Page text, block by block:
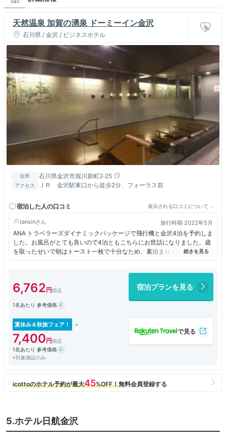
天然温泉 加賀の湧泉 ドーミーイン金沢
石川県 / 金沢 / ビジネスホテル
住所 石川県金沢市堀川新町2‐25
アクセス ＪＲ 金沢駅東口から徒歩2分、フォーラス前
宿泊した人の口コミ 表示される口コミについて
tansin 旅行時期 2022年5月
ANA トラベラーズダイナミックパッケージで飛行機と金沢4泊を予約しま
した。お風呂がとても良いので4泊ともこちらにお世話になりました。歳
を取ったせいで朝はトースト一枚で十分なため、素泊まりでお願いしまし
た。ただ、日によってかもしれませんが、朝食はすごく混んでいるようで
6,762 宿泊プランを見る
1名あたり 参考価格
夏休み＆秋旅フェア！
7,400
1名あたり 参考価格
※対象施設のみ
5.ホテル日航金沢